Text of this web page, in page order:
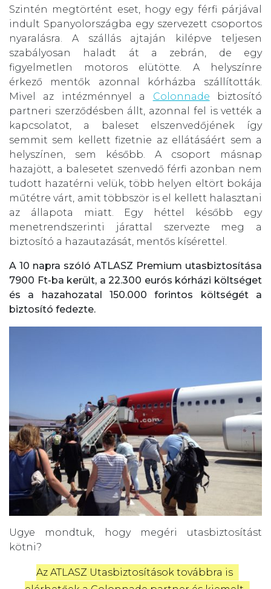
Szintén megtörtént eset, hogy egy férfi párjával
indult Spanyolországba egy szervezett csoportos
nyaralásra. A szállás ajtaján kilépve teljesen
szabályosan haladt át a zebrán, de egy
figyelmetlen motoros elütötte. A helyszínre
érkező mentők azonnal kórházba szállították.
Mivel az intézménnyel a Colonnade biztosító
partneri szerződésben állt, azonnal fel is vették a
kapcsolatot, a baleset elszenvedőjének így
semmit sem kellett fizetnie az ellátásáért sem a
helyszínen, sem később. A csoport másnap
hazajött, a balesetet szenvedő férfi azonban nem
tudott hazatérni velük, több helyen eltört bokája
műtétre várt, amit többször is el kellett halasztani
az állapota miatt. Egy héttel később egy
menetrendszerinti járattal szervezte meg a
biztosító a hazautazását, mentős kísérettel.
A 10 napra szóló ATLASZ Premium utasbiztosítása
7900 Ft-ba került, a 22.300 eurós kórházi költséget
és a hazahozatal 150.000 forintos költségét a
biztosító fedezte.
Ugye mondtuk, hogy megéri utasbiztosítást
kötni?
Az ATLASZ Utasbiztosítások továbbra is